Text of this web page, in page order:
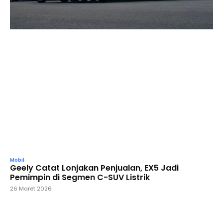
Mobil
Geely Catat Lonjakan Penjualan, EX5 Jadi
Pemimpin di Segmen C-SUV Listrik
26 Maret 2026